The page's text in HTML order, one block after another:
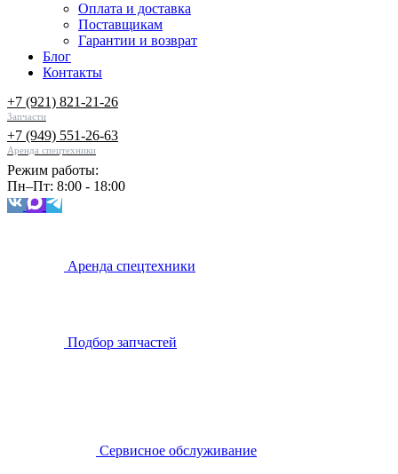
Оплата и доставка
Поставщикам
Гарантии и возврат
Блог
Контакты
+7 (921) 821-21-26
Запчасти
+7 (949) 551-26-63
Аренда спецтехники
Режим работы:
Пн–Пт: 8:00 - 18:00
Аренда спецтехники
Подбор запчастей
Сервисное обслуживание